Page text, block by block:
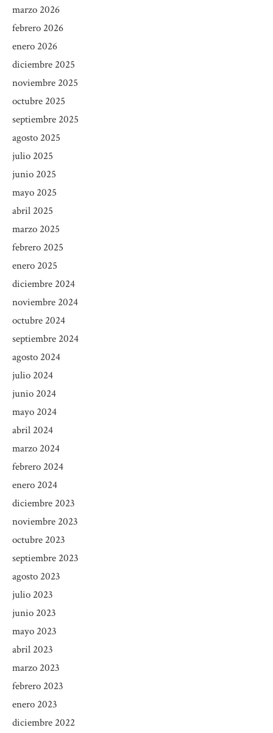
marzo 2026
febrero 2026
enero 2026
diciembre 2025
noviembre 2025
octubre 2025
septiembre 2025
agosto 2025
julio 2025
junio 2025
mayo 2025
abril 2025
marzo 2025
febrero 2025
enero 2025
diciembre 2024
noviembre 2024
octubre 2024
septiembre 2024
agosto 2024
julio 2024
junio 2024
mayo 2024
abril 2024
marzo 2024
febrero 2024
enero 2024
diciembre 2023
noviembre 2023
octubre 2023
septiembre 2023
agosto 2023
julio 2023
junio 2023
mayo 2023
abril 2023
marzo 2023
febrero 2023
enero 2023
diciembre 2022